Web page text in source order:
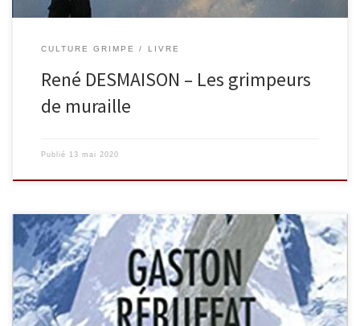
CULTURE GRIMPE LIVRE
René DESMAISON – Les grimpeurs
de muraille
Publié 13 mai 2020
Remarquable conteur, Gaston Rébuffat continue à incarner
l’image même de l’alpinisme dont il a su mieux que tout autre
transmettre l’esprit. Faisant passer avec simplicité et bonheur, à